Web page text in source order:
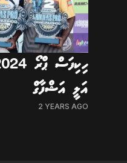
އަލީ އަޝްފާގް
2 YEARS AGO